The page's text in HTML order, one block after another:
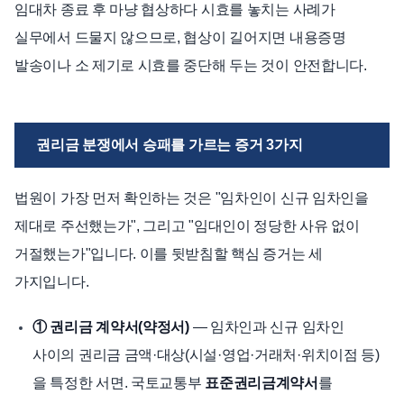
임대차 종료 후 마냥 협상하다 시효를 놓치는 사례가
실무에서 드물지 않으므로, 협상이 길어지면 내용증명
발송이나 소 제기로 시효를 중단해 두는 것이 안전합니다.
권리금 분쟁에서 승패를 가르는 증거 3가지
법원이 가장 먼저 확인하는 것은 "임차인이 신규 임차인을
제대로 주선했는가", 그리고 "임대인이 정당한 사유 없이
거절했는가"입니다. 이를 뒷받침할 핵심 증거는 세
가지입니다.
① 권리금 계약서(약정서)— 임차인과 신규 임차인
사이의 권리금 금액·대상(시설·영업·거래처·위치이점 등)
을 특정한 서면. 국토교통부 표준권리금계약서 를